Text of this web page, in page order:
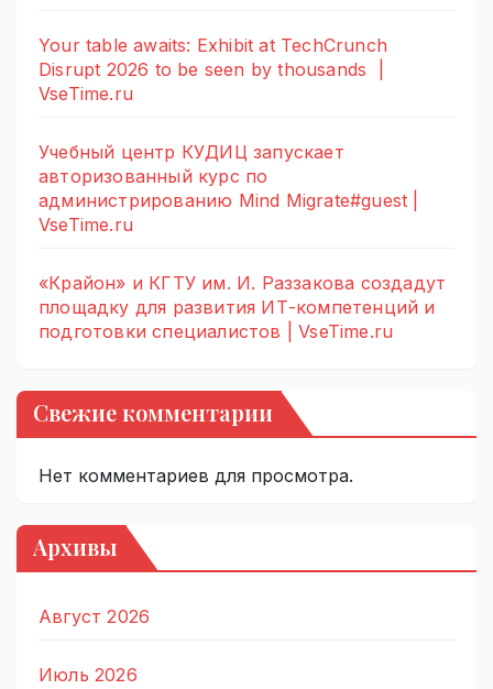
Your table awaits: Exhibit at TechCrunch
Disrupt 2026 to be seen by thousands |
VseTime.ru
Учебный центр КУДИЦ запускает
авторизованный курс по
администрированию Mind Migrate#guest |
VseTime.ru
«Крайон» и КГТУ им. И. Раззакова создадут
площадку для развития ИТ-компетенций и
подготовки специалистов | VseTime.ru
Свежие комментарии
Нет комментариев для просмотра.
Архивы
Август 2026
Июль 2026